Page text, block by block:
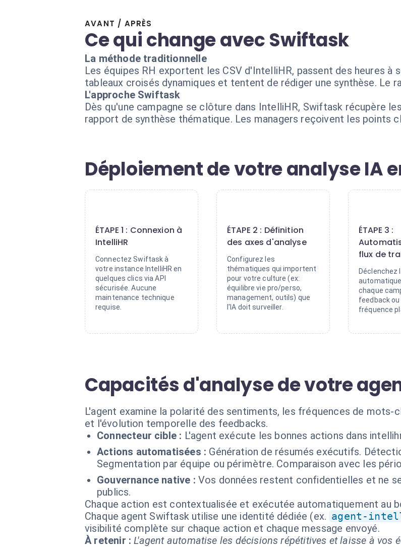
AVANT / APRÈS
Ce qui change avec Swiftask
La méthode traditionnelle
Les équipes RH exportent les CSV d'IntelliHR, passent des heures à
tableaux croisés dynamiques et tentent de rédiger une synthèse. Le
L'approche Swiftask
Dès qu'une campagne se clôture dans IntelliHR, Swiftask récupère
rapport de synthèse thématique. Les managers reçoivent les points
Déploiement de votre analyse IA
ÉTAPE 1 : Connexion à
IntelliHR
Connectez Swiftask à
votre instance IntelliHR en
quelques clics via API
sécurisée. Aucune
maintenance technique
requise.
ÉTAPE 2 : Définition
des axes d'analyse
Configurez les
thématiques qui importent
pour votre culture (ex:
équilibre vie pro/perso,
management, outils) que
l'IA doit surveiller.
ÉTAPE 3 :
flux de
Déclenchez
chaque
feedback ou
fréquence
Capacités d'analyse de votre
L'agent examine la polarité des sentiments, les fréquences de
et l'évolution temporelle des feedbacks.
Connecteur cible : L'agent exécute les bonnes actions dans
Actions automatisées : Génération de résumés exécutifs.
Segmentation par équipe ou périmètre. Comparaison avec les
Gouvernance native : Vos données restent confidentielles et ne
publics.
Chaque action est contextualisée et exécutée automatiquement au
Chaque agent Swiftask utilise une identité dédiée (ex. agent-
visibilité complète sur chaque action et chaque message envoyé.
À retenir : L'agent automatise les décisions répétitives et laisse à vos